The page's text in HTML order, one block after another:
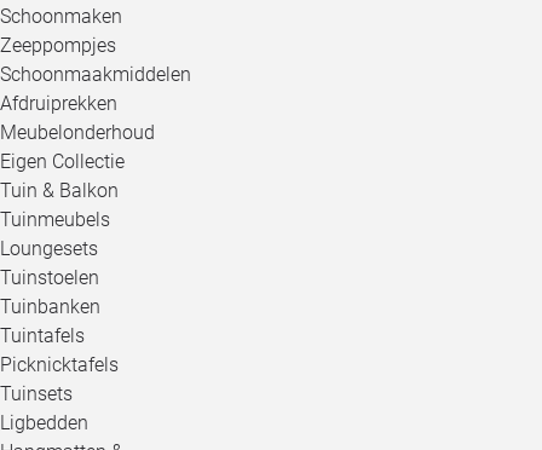
Schoonmaken
Zeeppompjes
Schoonmaakmiddelen
Afdruiprekken
Meubelonderhoud
Eigen Collectie
Tuin & Balkon
Tuinmeubels
Loungesets
Tuinstoelen
Tuinbanken
Tuintafels
Picknicktafels
Tuinsets
Ligbedden